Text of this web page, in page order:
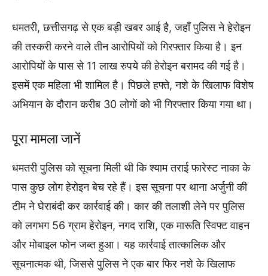
धमतरी, छत्तीसगढ़ से एक बड़ी खबर आई है, जहाँ पुलिस ने हेरोइन
की तस्करी करने वाले तीन आरोपियों को गिरफ्तार किया है। इन
आरोपियों के पास से 11 लाख रुपये की हेरोइन बरामद की गई है।
इसमें एक महिला भी शामिल है। पिछले हफ्ते, नशे के खिलाफ विशेष
अभियान के दौरान करीब 30 लोगों को भी गिरफ्तार किया गया था।
पूरा मामला जानें
धमतरी पुलिस को सूचना मिली थी कि श्याम तराई फारेस्ट नाका के
पास कुछ लोग हेरोइन बेच रहे हैं। इस सूचना पर थाना अर्जुनी की
टीम ने घेराबंदी कर कार्रवाई की। कार की तलाशी लेने पर पुलिस
को लगभग 56 ग्राम हेरोइन, नगद राशि, एक मारूति स्विफ्ट वाहन
और मोबाइल फोन जब्त हुआ। यह कार्रवाई तात्कालिक और
सूचनात्मक थी, जिससे पुलिस ने एक बार फिर नशे के खिलाफ